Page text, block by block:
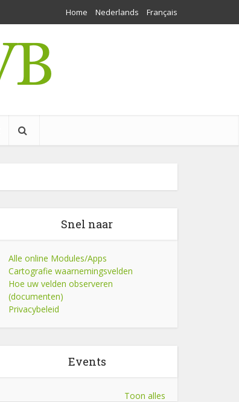
Home Nederlands Français
Snel naar
Alle online Modules/Apps
Cartografie waarnemingsvelden
Hoe uw velden observeren
(documenten)
Privacybeleid
Events
Toon alles